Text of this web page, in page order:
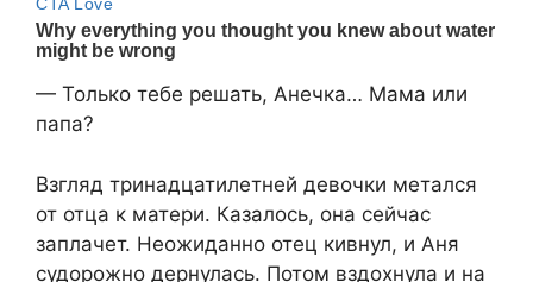
— Только тебе решать, Анечка… Мама или
папа?
Взгляд тринадцатилетней девочки метался
от отца к матери. Казалось, она сейчас
заплачет. Неожиданно отец кивнул, и Аня
судорожно дернулась. Потом вздохнула и на